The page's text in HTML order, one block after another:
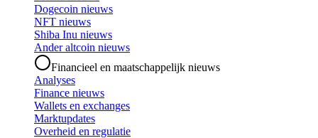
Dogecoin nieuws
NFT nieuws
Shiba Inu nieuws
Ander altcoin nieuws
Financieel en maatschappelijk nieuws
Analyses
Finance nieuws
Wallets en exchanges
Marktupdates
Overheid en regulatie